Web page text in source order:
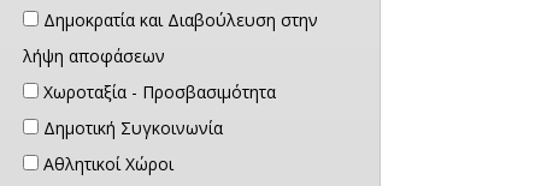
Δημοκρατία και Διαβούλευση στην
λήψη αποφάσεων
Χωροταξία - Προσβασιμότητα
Δημοτική Συγκοινωνία
Αθλητικοί Χώροι